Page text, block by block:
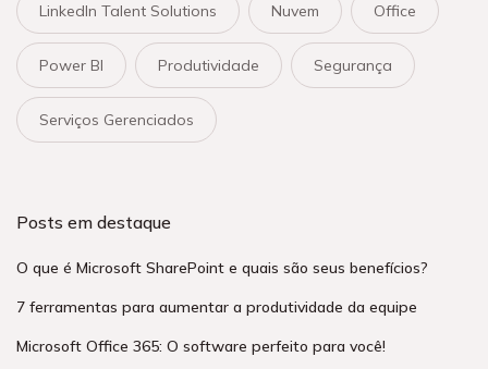
LinkedIn Talent Solutions Nuvem Office
Power BI Produtividade Segurança
Serviços Gerenciados
Posts em destaque
O que é Microsoft SharePoint e quais são seus benefícios?
7 ferramentas para aumentar a produtividade da equipe
Microsoft Office 365: O software perfeito para você!